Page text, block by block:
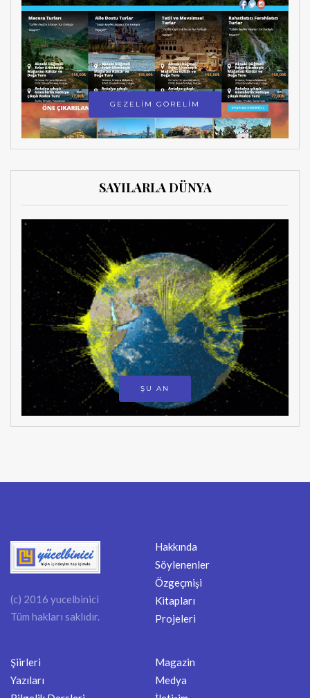
GEZELİM GÖRELİM
SAYILARLA DÜNYA
ŞU AN
(c) 2016 yucelbinici
Tüm hakları saklıdır.
Hakkında
Söylenenler
Özgeçmişi
Kitapları
Projeleri
Şiirleri
Yazıları
Magazin
Medya